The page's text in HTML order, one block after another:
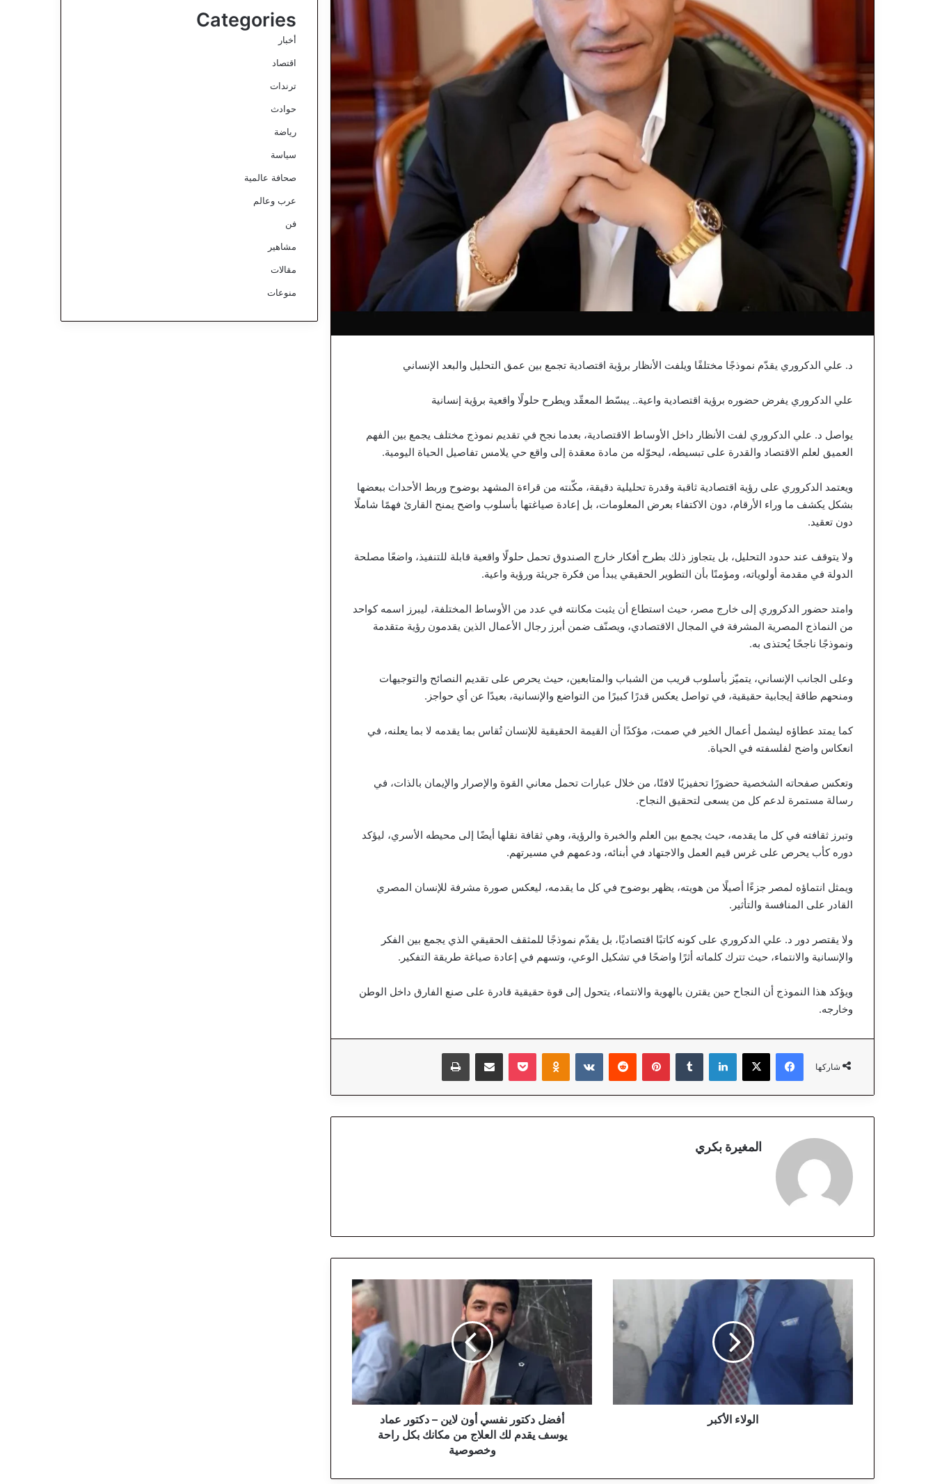
د. علي الدكروري يقدّم نموذجًا مختلفًا ويلفت الأنظار برؤية اقتصادية تجمع بين عمق التحليل والبعد الإنساني
علي الدكروري يفرض حضوره برؤية اقتصادية واعية.. يبسّط المعقّد ويطرح حلولًا واقعية برؤية إنسانية
يواصل د. علي الدكروري لفت الأنظار داخل الأوساط الاقتصادية، بعدما نجح في تقديم نموذج مختلف يجمع بين الفهم
العميق لعلم الاقتصاد والقدرة على تبسيطه، ليحوّله من مادة معقدة إلى واقع حي يلامس تفاصيل الحياة اليومية.
ويعتمد الدكروري على رؤية اقتصادية ثاقبة وقدرة تحليلية دقيقة، مكّنته من قراءة المشهد بوضوح وربط الأحداث ببعضها
بشكل يكشف ما وراء الأرقام، دون الاكتفاء بعرض المعلومات، بل إعادة صياغتها بأسلوب واضح يمنح القارئ فهمًا شاملًا
دون تعقيد.
ولا يتوقف عند حدود التحليل، بل يتجاوز ذلك بطرح أفكار خارج الصندوق تحمل حلولًا واقعية قابلة للتنفيذ، واضعًا مصلحة
الدولة في مقدمة أولوياته، ومؤمنًا بأن التطوير الحقيقي يبدأ من فكرة جريئة ورؤية واعية.
وامتد حضور الدكروري إلى خارج مصر، حيث استطاع أن يثبت مكانته في عدد من الأوساط المختلفة، ليبرز اسمه كواحد
من النماذج المصرية المشرفة في المجال الاقتصادي، ويصنّف ضمن أبرز رجال الأعمال الذين يقدمون رؤية متقدمة
ونموذجًا ناجحًا يُحتذى به.
وعلى الجانب الإنساني، يتميّز بأسلوب قريب من الشباب والمتابعين، حيث يحرص على تقديم النصائح والتوجيهات
ومنحهم طاقة إيجابية حقيقية، في تواصل يعكس قدرًا كبيرًا من التواضع والإنسانية، بعيدًا عن أي حواجز.
كما يمتد عطاؤه ليشمل أعمال الخير في صمت، مؤكدًا أن القيمة الحقيقية للإنسان تُقاس بما يقدمه لا بما يعلنه، في
انعكاس واضح لفلسفته في الحياة.
وتعكس صفحاته الشخصية حضورًا تحفيزيًا لافتًا، من خلال عبارات تحمل معاني القوة والإصرار والإيمان بالذات، في
رسالة مستمرة لدعم كل من يسعى لتحقيق النجاح.
وتبرز ثقافته في كل ما يقدمه، حيث يجمع بين العلم والخبرة والرؤية، وهي ثقافة نقلها أيضًا إلى محيطه الأسري، ليؤكد
دوره كأب يحرص على غرس قيم العمل والاجتهاد في أبنائه، ودعمهم في مسيرتهم.
ويمثل انتماؤه لمصر جزءًا أصيلًا من هويته، يظهر بوضوح في كل ما يقدمه، ليعكس صورة مشرفة للإنسان المصري
القادر على المنافسة والتأثير.
ولا يقتصر دور د. علي الدكروري على كونه كاتبًا اقتصاديًا، بل يقدّم نموذجًا للمثقف الحقيقي الذي يجمع بين الفكر
والإنسانية والانتماء، حيث تترك كلماته أثرًا واضحًا في تشكيل الوعي، وتسهم في إعادة صياغة طريقة التفكير.
ويؤكد هذا النموذج أن النجاح حين يقترن بالهوية والانتماء، يتحول إلى قوة حقيقية قادرة على صنع الفارق داخل الوطن
وخارجه.
شاركها
فيسبوك لينكدإن بينتيريست
المغيرة بكري
و
ء
أ
الولاء الأكبر
أ
ك
ر
أ
أفضل دكتور نفسي أون لاين – دكتور عماد
يوسف يقدم لك العلاج من مكانك بكل راحة
وخصوصية
Categories
أخبار
اقتصاد
ترندات
حوادث
رياضة
سياسة
صحافة عالمية
عرب وعالم
فن
مشاهير
مقالات
منوعات